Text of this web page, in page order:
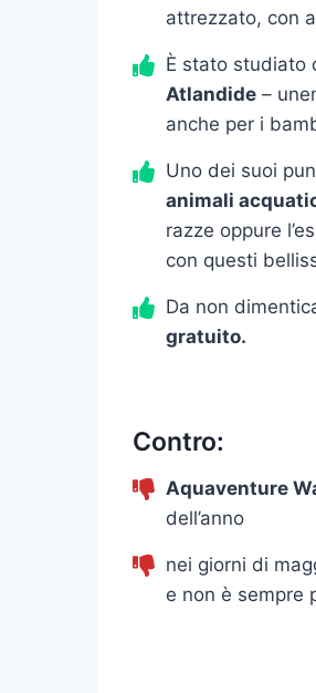
attrezzato, con
È stato studiato
Atlandide –
anche per i
Uno dei suoi
animali
razze oppure
con questi
Da non
gratuito.
Contro:
Aquaventure
dell’anno
nei giorni di
e non è sempre